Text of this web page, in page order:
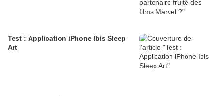
Test : Application iPhone Ibis Sleep
Art